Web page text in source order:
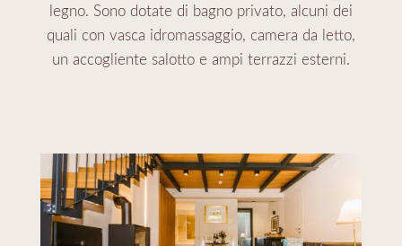
legno. Sono dotate di bagno privato, alcuni dei
quali con vasca idromassaggio, camera da letto,
un accogliente salotto e ampi terrazzi esterni.